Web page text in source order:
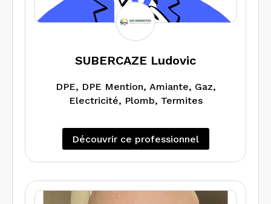
SUBERCAZE Ludovic
DPE, DPE Mention, Amiante, Gaz,
Electricité, Plomb, Termites
Découvrir ce professionnel